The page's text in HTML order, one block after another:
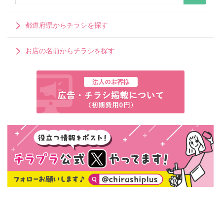
都道府県からチラシを探す
お店の名前からチラシを探す